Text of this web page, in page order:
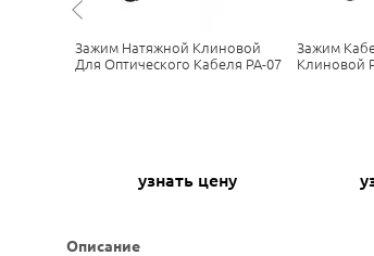
Зажим Натяжной Клиновой
Для Оптического Кабеля PA-07
узнать цену
Зажим
Клиновой
Описание